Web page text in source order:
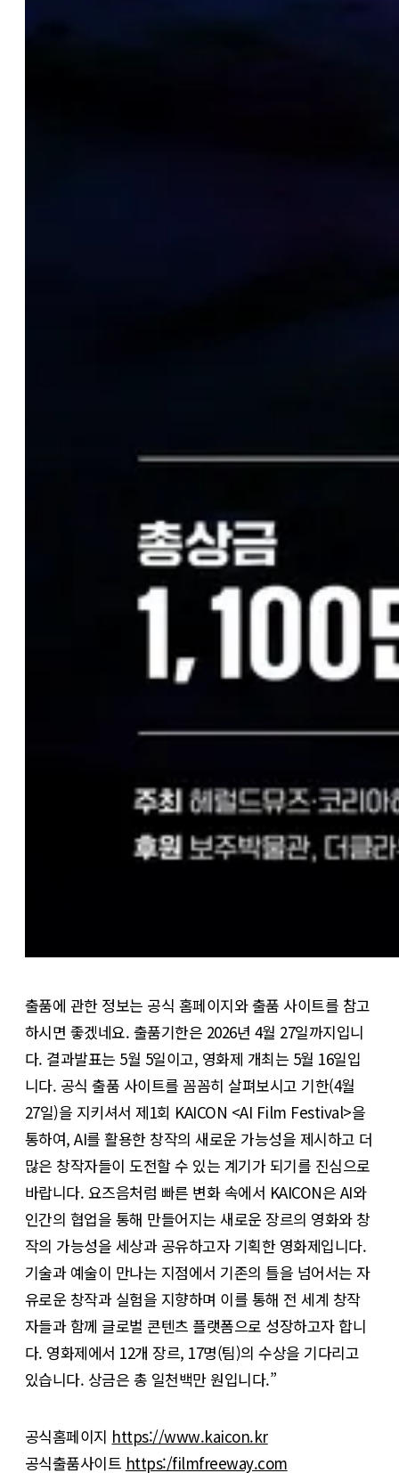
출품에 관한 정보는 공식 홈페이지와 출품 사이트를 참고
하시면 좋겠네요. 출품기한은 2026년 4월 27일까지입니
다. 결과발표는 5월 5일이고, 영화제 개최는 5월 16일입
니다. 공식 출품 사이트를 꼼꼼히 살펴보시고 기한(4월
27일)을 지키셔서 제1회 KAICON <AI Film Festival>을
통하여, AI를 활용한 창작의 새로운 가능성을 제시하고 더
많은 창작자들이 도전할 수 있는 계기가 되기를 진심으로
바랍니다. 요즈음처럼 빠른 변화 속에서 KAICON은 AI와
인간의 협업을 통해 만들어지는 새로운 장르의 영화와 창
작의 가능성을 세상과 공유하고자 기획한 영화제입니다.
기술과 예술이 만나는 지점에서 기존의 틀을 넘어서는 자
유로운 창작과 실험을 지향하며 이를 통해 전 세계 창작
자들과 함께 글로벌 콘텐츠 플랫폼으로 성장하고자 합니
다. 영화제에서 12개 장르, 17명(팀)의 수상을 기다리고
있습니다. 상금은 총 일천백만 원입니다.”
공식홈페이지 https://www.kaicon.kr
공식출품사이트 https:/filmfreeway.com